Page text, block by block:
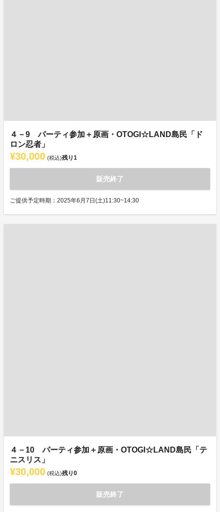
４－9 パーティ参加＋原画・OTOGI☆LAND島民「ド
ロン忍者」
¥30,000 (税込)残り1
販売終了
ご提供予定時期：2025年6月7日(土)11:30~14:30
４－10 パーティ参加＋原画・OTOGI☆LAND島民「テ
ニスリス」
¥30,000 (税込)残り0
販売終了